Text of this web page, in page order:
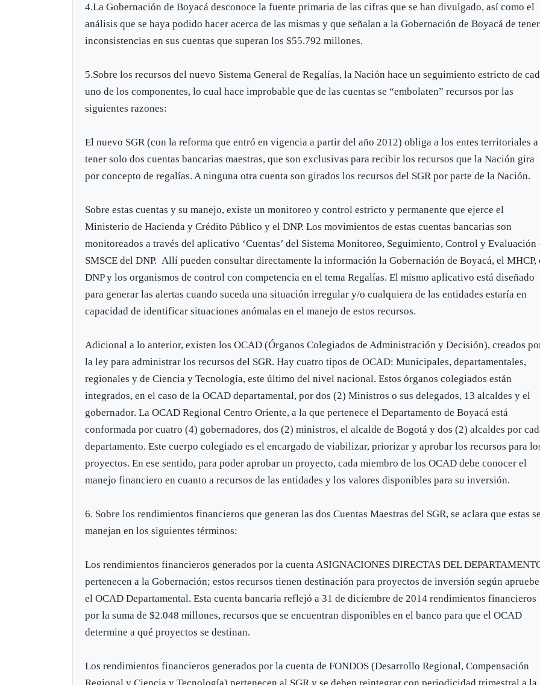
4.La Gobernación de Boyacá desconoce la fuente primaria de las cifras que se han divulgado, así como el
análisis que se haya podido hacer acerca de las mismas y que señalan a la Gobernación de Boyacá de tener
inconsistencias en sus cuentas que superan los $55.792 millones.
5.Sobre los recursos del nuevo Sistema General de Regalías, la Nación hace un seguimiento estricto de
uno de los componentes, lo cual hace improbable que de las cuentas se “embolaten” recursos por las
siguientes razones:
El nuevo SGR (con la reforma que entró en vigencia a partir del año 2012) obliga a los entes territoriales a
tener solo dos cuentas bancarias maestras, que son exclusivas para recibir los recursos que la Nación gira
por concepto de regalías. A ninguna otra cuenta son girados los recursos del SGR por parte de la Nación.
Sobre estas cuentas y su manejo, existe un monitoreo y control estricto y permanente que ejerce el
Ministerio de Hacienda y Crédito Público y el DNP. Los movimientos de estas cuentas bancarias son
monitoreados a través del aplicativo ‘Cuentas’ del Sistema Monitoreo, Seguimiento, Control y Evaluación
SMSCE del DNP. Allí pueden consultar directamente la información la Gobernación de Boyacá, el MHCP,
DNP y los organismos de control con competencia en el tema Regalías. El mismo aplicativo está diseñado
para generar las alertas cuando suceda una situación irregular y/o cualquiera de las entidades estaría en
capacidad de identificar situaciones anómalas en el manejo de estos recursos.
Adicional a lo anterior, existen los OCAD (Órganos Colegiados de Administración y Decisión), creados
la ley para administrar los recursos del SGR. Hay cuatro tipos de OCAD: Municipales, departamentales,
regionales y de Ciencia y Tecnología, este último del nivel nacional. Estos órganos colegiados están
integrados, en el caso de la OCAD departamental, por dos (2) Ministros o sus delegados, 13 alcaldes y el
gobernador. La OCAD Regional Centro Oriente, a la que pertenece el Departamento de Boyacá está
conformada por cuatro (4) gobernadores, dos (2) ministros, el alcalde de Bogotá y dos (2) alcaldes por
departamento. Este cuerpo colegiado es el encargado de viabilizar, priorizar y aprobar los recursos para
proyectos. En ese sentido, para poder aprobar un proyecto, cada miembro de los OCAD debe conocer el
manejo financiero en cuanto a recursos de las entidades y los valores disponibles para su inversión.
6. Sobre los rendimientos financieros que generan las dos Cuentas Maestras del SGR, se aclara que estas
manejan en los siguientes términos:
Los rendimientos financieros generados por la cuenta ASIGNACIONES DIRECTAS DEL
pertenecen a la Gobernación; estos recursos tienen destinación para proyectos de inversión según apruebe
el OCAD Departamental. Esta cuenta bancaria reflejó a 31 de diciembre de 2014 rendimientos financieros
por la suma de $2.048 millones, recursos que se encuentran disponibles en el banco para que el OCAD
determine a qué proyectos se destinan.
Los rendimientos financieros generados por la cuenta de FONDOS (Desarrollo Regional, Compensación